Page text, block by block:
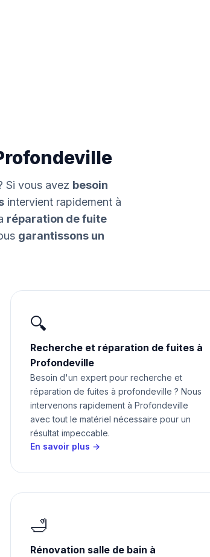
Si vous avez besoin
intervient rapidement à
réparation de fuite
garantissons un
🔍
Recherche et réparation de fuites à
Profondeville
Besoin d'un expert pour recherche et
réparation de fuites à profondeville ? Nous
intervenons rapidement à Profondeville
avec tout le matériel nécessaire pour un
résultat impeccable.
En savoir plus →
🛁
Rénovation salle de bain à